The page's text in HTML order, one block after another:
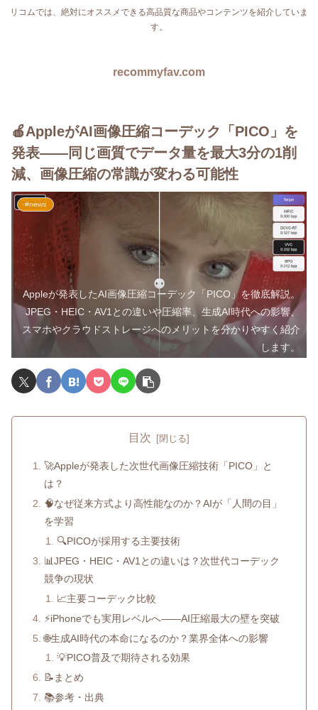
リコムでは、絶対にオススメできる高品質な商品やコンテンツを紹介していま
す。
recommyfav.com
🍎AppleがAI画像圧縮コーデック「PICO」を
発表――同じ画質でデータ量を最大3分の1削
減、画像圧縮の常識が変わる可能性
#news
Appleが発表したAI画像圧縮コーデック「PICO」を徹底解説。
JPEG・HEIC・AV1との違いや圧縮率、生成AI時代への影響、
スマホやクラウドストレージへのメリットを分かりやすく紹介
します。
目次
🚀Appleが発表した次世代画像圧縮技術「PICO」と
は？
🧠なぜ従来方式より高性能なのか？AIが「人間の目」
を学習
🔍PICOが採用する主要技術
📊JPEG・HEIC・AV1との違いは？次世代コーデック
競争の現状
📈主要コーデック比較
⚡iPhoneでも実用レベルへ――AI圧縮最大の壁を突破
🌐生成AI時代の本命になるのか？業界全体への影響
💡PICO普及で期待される効果
📝まとめ
📚参考・出典